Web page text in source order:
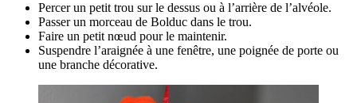
Percer un petit trou sur le dessus ou à l’arrière de l’alvéole.
Passer un morceau de Bolduc dans le trou.
Faire un petit nœud pour le maintenir.
Suspendre l’araignée à une fenêtre, une poignée de porte ou
une branche décorative.